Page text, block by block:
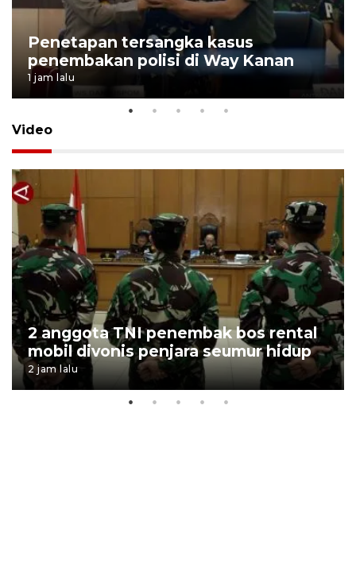
Penetapan tersangka kasus
penembakan polisi di Way Kanan
1 jam lalu
Video
2 anggota TNI penembak bos rental
mobil divonis penjara seumur hidup
2 jam lalu